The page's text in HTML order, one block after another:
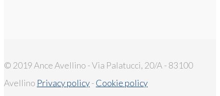
© 2019 Ance Avellino - Via Palatucci, 20/A - 83100
Avellino Privacy policy- Cookie policy